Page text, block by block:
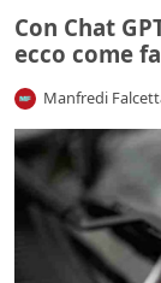
Con Chat
ecco come
Manfredi